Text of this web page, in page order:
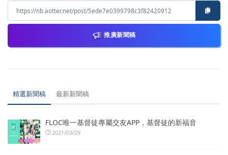
推廣新聞稿
精選新聞稿 最新新聞稿
FLOC唯一基督徒專屬交友APP，基督徒的新福音
2021/03/29